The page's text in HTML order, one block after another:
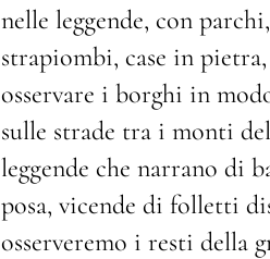
nelle leggende, con
strapiombi, case in
osservare i borghi in
sulle strade tra i monti
leggende che narrano di
posa, vicende di folletti
osserveremo i resti della